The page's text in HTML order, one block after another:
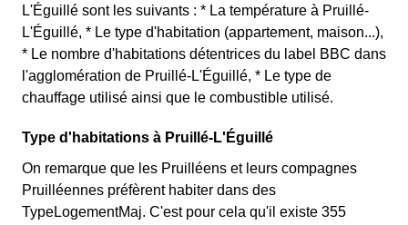
L'Éguillé sont les suivants : * La température à Pruillé-
L'Éguillé, * Le type d'habitation (appartement, maison...),
* Le nombre d'habitations détentrices du label BBC dans
l'agglomération de Pruillé-L'Éguillé, * Le type de
chauffage utilisé ainsi que le combustible utilisé.
Type d'habitations à Pruillé-L'Éguillé
On remarque que les Pruilléens et leurs compagnes
Pruilléennes préfèrent habiter dans des
TypeLogementMaj. C'est pour cela qu'il existe 355